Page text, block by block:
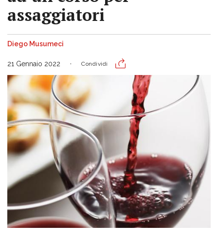
assaggiatori
Diego Musumeci
21 Gennaio 2022 Condividi